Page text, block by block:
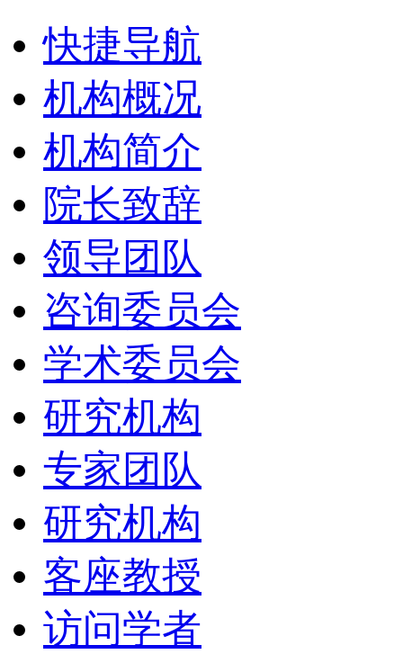
快捷导航
机构概况
机构简介
院长致辞
领导团队
咨询委员会
学术委员会
研究机构
专家团队
研究机构
客座教授
访问学者